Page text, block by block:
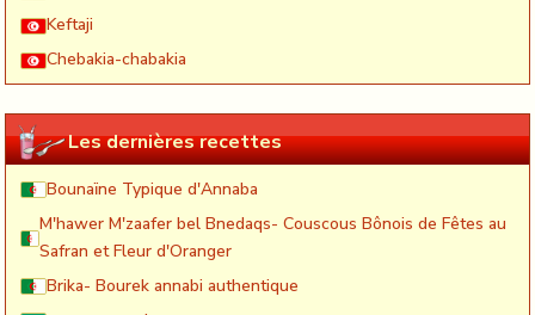
Keftaji
Chebakia-chabakia
Les dernières recettes
Bounaïne Typique d'Annaba
M'hawer M'zaafer bel Bnedaqs- Couscous Bônois de Fêtes au
Safran et Fleur d'Oranger
Brika- Bourek annabi authentique